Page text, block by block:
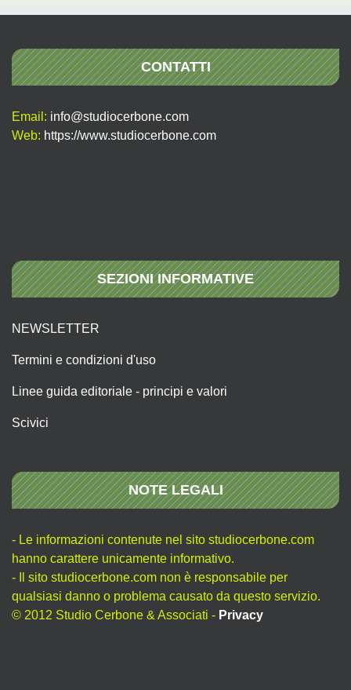
CONTATTI
Email: info@studiocerbone.com
Web: https://www.studiocerbone.com
SEZIONI INFORMATIVE
NEWSLETTER
Termini e condizioni d'uso
Linee guida editoriale - principi e valori
Scivici
NOTE LEGALI
- Le informazioni contenute nel sito studiocerbone.com
hanno carattere unicamente informativo.
- Il sito studiocerbone.com non è responsabile per
qualsiasi danno o problema causato da questo servizio.
© 2012 Studio Cerbone & Associati - Privacy